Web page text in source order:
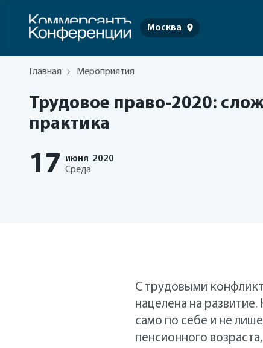
Москва
Главная Мероприятия
Трудовое право-2020:
практика
17 июня 2020
Среда
С трудовыми
нацелена на
само по себе и не
пенсионного